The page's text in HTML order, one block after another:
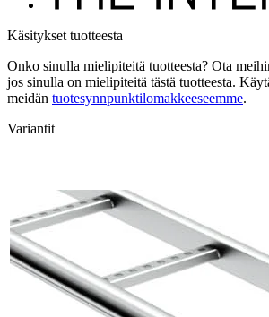
Käsitykset tuotteesta
Onko sinulla mielipiteitä tuotteesta? Ota
jos sinulla on mielipiteitä tästä tuotteesta.
meidän tuotesynnpunktilomakkeeseemme.
Variantit